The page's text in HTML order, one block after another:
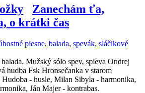
Zanechám ťa,
o krátki čas
piesne, balada, spevák, sláčikové
Mužský sólo spev, spieva Ondrej
hudba Fsk Hronsečanka v starom
Hudoba - husle, Milan Sibyla - harmonika,
Ján Majer - kontrabas.